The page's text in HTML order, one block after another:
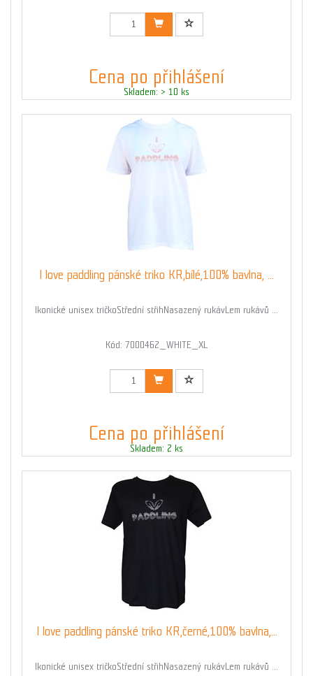
Cena po přihlášení
Skladem: > 10 ks
I love paddling pánské triko KR,bílé,100% bavlna, ...
Ikonické unisex tričkoStřední střihNasazený rukávLem rukávů ...
Kód: 7000462_WHITE_XL
Cena po přihlášení
Skladem: 2 ks
I love paddling pánské triko KR,černé,100% bavlna,...
Ikonické unisex tričkoStřední střihNasazený rukávLem rukávů ...